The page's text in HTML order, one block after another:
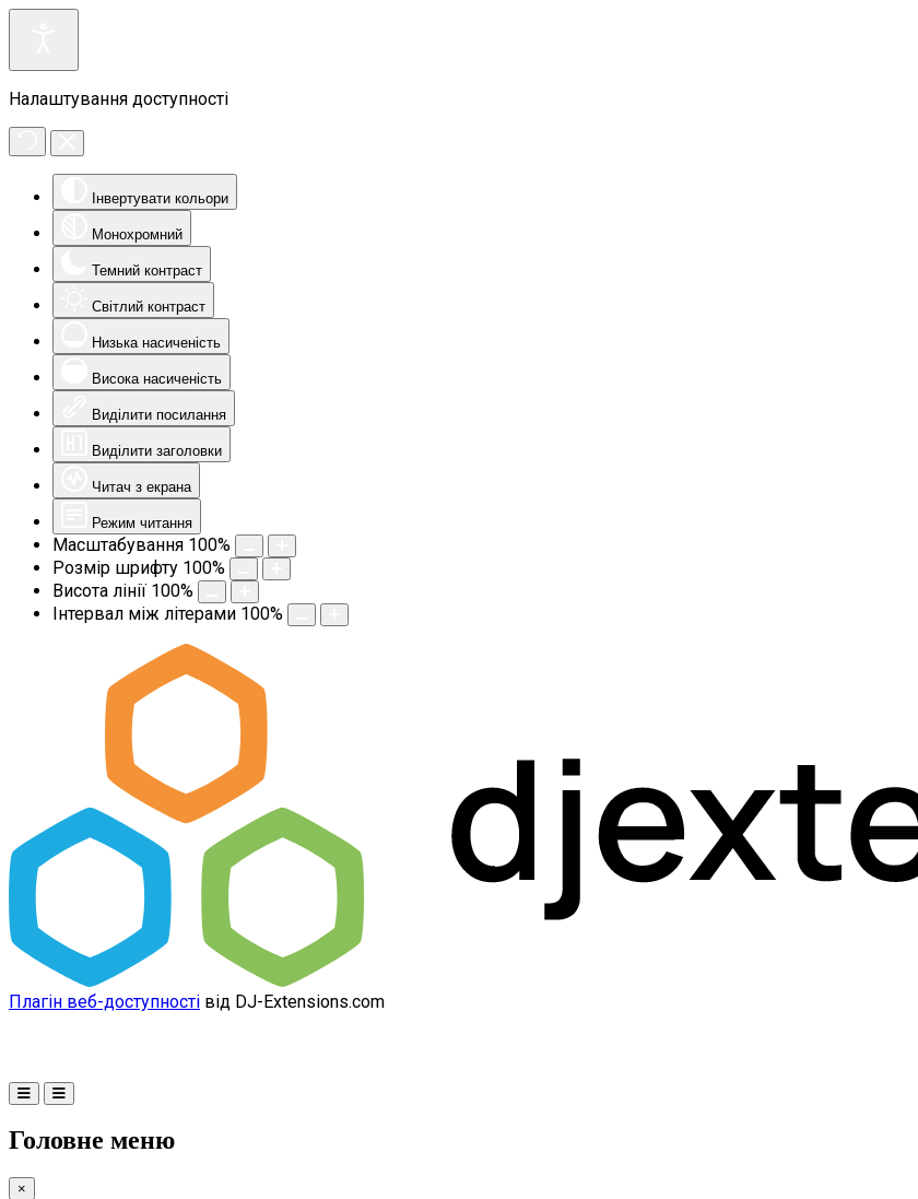
Налаштування доступності
Інвертувати кольори
Монохромний
Темний контраст
Світлий контраст
Низька насиченість
Висока насиченість
Виділити посилання
Виділити заголовки
Читач з екрана
Режим читання
Масштабування 100%
Розмір шрифту 100%
Висота лінії 100%
Інтервал між літерами 100%
Плагін веб-доступності від DJ-Extensions.com
Головне меню
×